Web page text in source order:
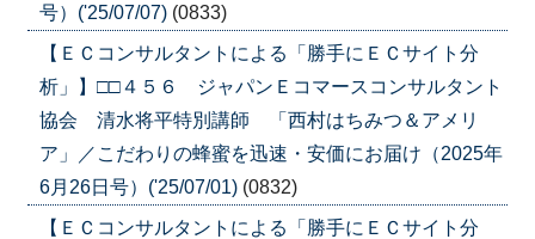
号）('25/07/07) (0833)
【ＥＣコンサルタントによる「勝手にＥＣサイト分
析」】□□４５６ ジャパンＥコマースコンサルタント
協会 清水将平特別講師 「西村はちみつ＆アメリ
ア」／こだわりの蜂蜜を迅速・安価にお届け（2025年
6月26日号）('25/07/01) (0832)
【ＥＣコンサルタントによる「勝手にＥＣサイト分